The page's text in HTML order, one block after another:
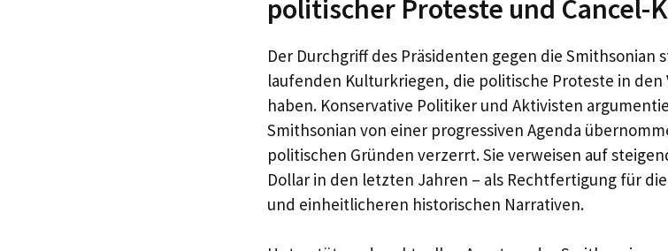
politischer Proteste und Cancel-
Der Durchgriff des Präsidenten gegen die
laufenden Kulturkriegen, die politische Proteste in den
haben. Konservative Politiker und Aktivisten
Smithsonian von einer progressiven Agenda
politischen Gründen verzerrt. Sie verweisen auf
Dollar in den letzten Jahren – als Rechtfertigung für
und einheitlicheren historischen Narrativen.